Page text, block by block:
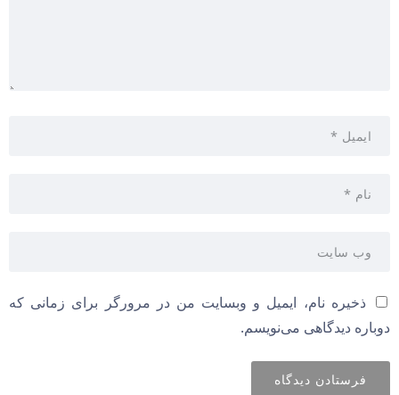
ذخیره نام، ایمیل و وبسایت من در مرورگر برای زمانی که
دوباره دیدگاهی می‌نویسم.